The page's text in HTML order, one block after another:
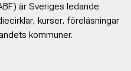
är Sveriges ledande
kurser, föreläsningar
kommuner.